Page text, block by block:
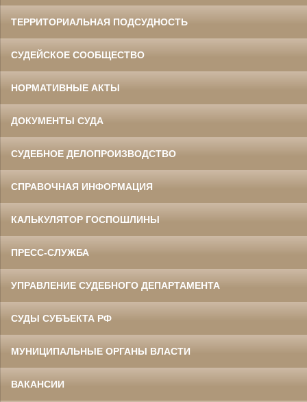
ТЕРРИТОРИАЛЬНАЯ ПОДСУДНОСТЬ
СУДЕЙСКОЕ СООБЩЕСТВО
НОРМАТИВНЫЕ АКТЫ
ДОКУМЕНТЫ СУДА
СУДЕБНОЕ ДЕЛОПРОИЗВОДСТВО
СПРАВОЧНАЯ ИНФОРМАЦИЯ
КАЛЬКУЛЯТОР ГОСПОШЛИНЫ
ПРЕСС-СЛУЖБА
УПРАВЛЕНИЕ СУДЕБНОГО ДЕПАРТАМЕНТА
СУДЫ СУБЪЕКТА РФ
МУНИЦИПАЛЬНЫЕ ОРГАНЫ ВЛАСТИ
ВАКАНСИИ